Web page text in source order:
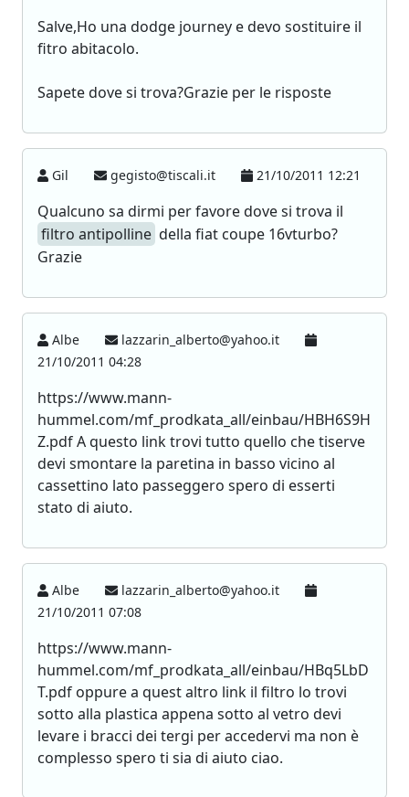
Salve,Ho una dodge journey e devo sostituire il
fitro abitacolo.
Sapete dove si trova?Grazie per le risposte
Gil gegisto@tiscali.it 21/10/2011 12:21
Qualcuno sa dirmi per favore dove si trova il
filtro antipolline della fiat coupe 16vturbo?
Grazie
Albe
lazzarin_alberto@yahoo.it
21/10/2011 04:28
https://www.mann-
hummel.com/mf_prodkata_all/einbau/HBH6S9H
Z.pdf A questo link trovi tutto quello che tiserve
devi smontare la paretina in basso vicino al
cassettino lato passeggero spero di esserti
stato di aiuto.
Albe
lazzarin_alberto@yahoo.it
21/10/2011 07:08
https://www.mann-
hummel.com/mf_prodkata_all/einbau/HBq5LbD
T.pdf oppure a quest altro link il filtro lo trovi
sotto alla plastica appena sotto al vetro devi
levare i bracci dei tergi per accedervi ma non è
complesso spero ti sia di aiuto ciao.